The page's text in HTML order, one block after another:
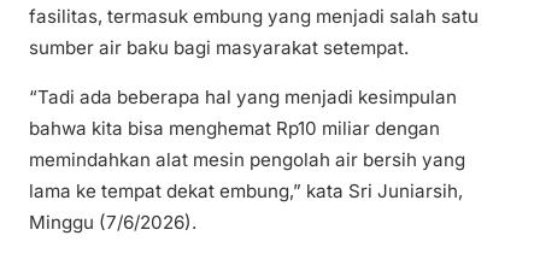
fasilitas, termasuk embung yang menjadi salah satu
sumber air baku bagi masyarakat setempat.
“Tadi ada beberapa hal yang menjadi kesimpulan
bahwa kita bisa menghemat Rp10 miliar dengan
memindahkan alat mesin pengolah air bersih yang
lama ke tempat dekat embung,” kata Sri Juniarsih,
Minggu (7/6/2026).